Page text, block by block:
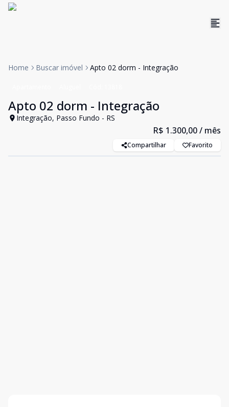
Home Buscar imóvel Apto 02 dorm - Integração
Apto 02 dorm - Integração
Integração, Passo Fundo - RS
R$ 1.300,00/ mês
Compartilhar Favorito